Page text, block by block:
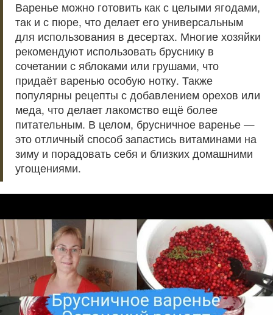
Варенье можно готовить как с целыми ягодами,
так и с пюре, что делает его универсальным
для использования в десертах. Многие хозяйки
рекомендуют использовать бруснику в
сочетании с яблоками или грушами, что
придаёт варенью особую нотку. Также
популярны рецепты с добавлением орехов или
меда, что делает лакомство ещё более
питательным. В целом, брусничное варенье —
это отличный способ запастись витаминами на
зиму и порадовать себя и близких домашними
угощениями.